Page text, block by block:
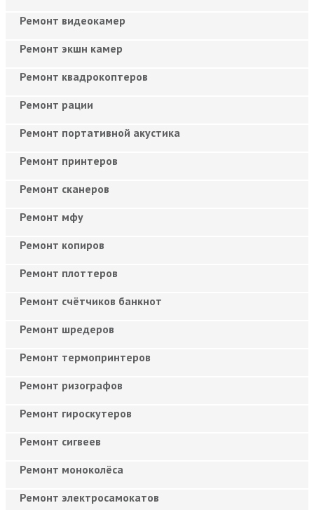
Ремонт видеокамер
Ремонт экшн камер
Ремонт квадрокоптеров
Ремонт рации
Ремонт портативной акустика
Ремонт принтеров
Ремонт сканеров
Ремонт мфу
Ремонт копиров
Ремонт плоттеров
Ремонт счётчиков банкнот
Ремонт шредеров
Ремонт термопринтеров
Ремонт ризографов
Ремонт гироскутеров
Ремонт сигвеев
Ремонт моноколёса
Ремонт электросамокатов